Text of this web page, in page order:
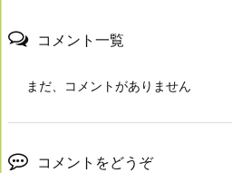
コメント一覧
まだ、コメントがありません
コメントをどうぞ